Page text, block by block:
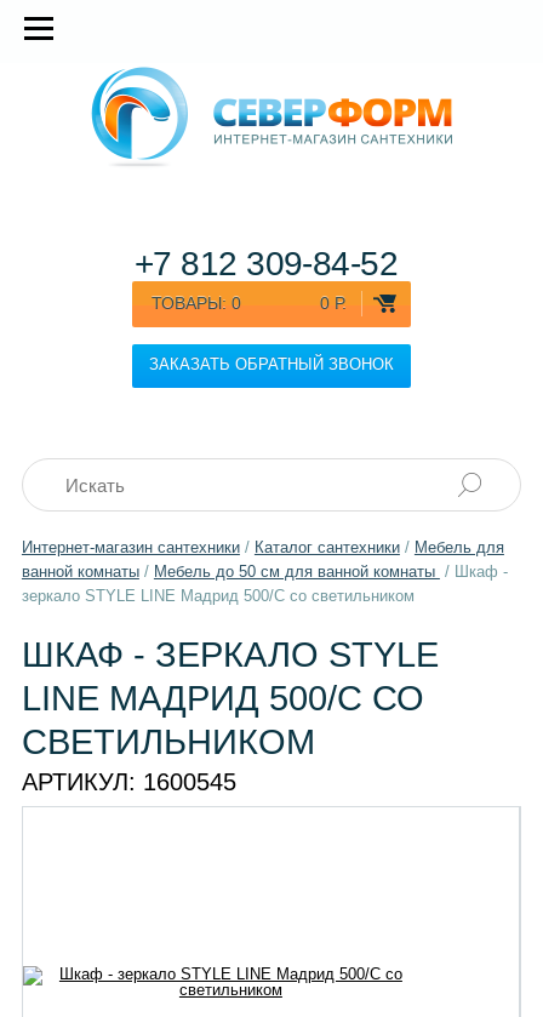
ТОВАРЫ: 0 0 Р.
ЗАКАЗАТЬ ОБРАТНЫЙ ЗВОНОК
+7 812 309-84-52
Интернет-магазин сантехники/ Каталог сантехники/ Мебель для
ванной комнаты/ Мебель до 50 см для ванной комнаты / Шкаф -
зеркало STYLE LINE Мадрид 500/С со светильником
ШКАФ - ЗЕРКАЛО STYLE
LINE МАДРИД 500/С СО
СВЕТИЛЬНИКОМ
АРТИКУЛ: 1600545